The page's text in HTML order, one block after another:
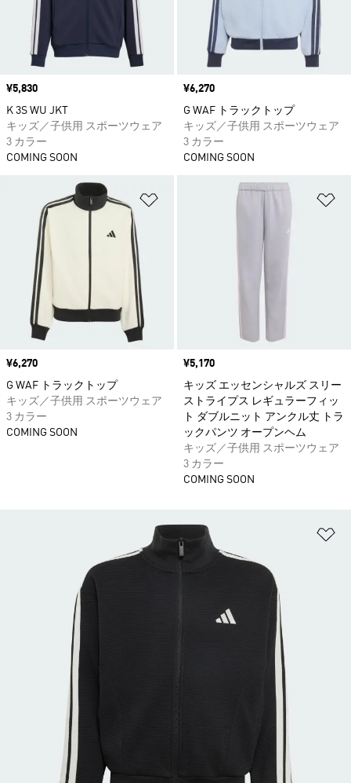
価格
¥5,830
K 3S WU JKT
キッズ／子供用 スポーツウェア
3 カラー
COMING SOON
価格
¥6,270
G WAF トラックトップ
キッズ／子供用 スポーツウェア
3 カラー
COMING SOON
ほしいものリストに追加
価格
¥6,270
G WAF トラックトップ
キッズ／子供用 スポーツウェア
3 カラー
COMING SOON
価格
¥5,170
キッズ エッセンシャルズ スリー
ストライプス レギュラーフィッ
ト ダブルニット アンクル丈 トラ
ックパンツ オープンヘム
キッズ／子供用 スポーツウェア
3 カラー
COMING SOON